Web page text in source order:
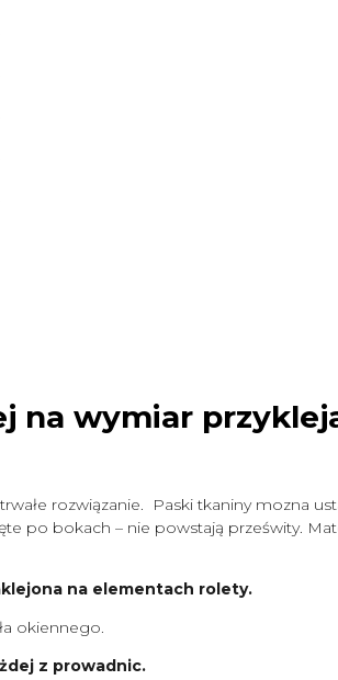
na wymiar
rozwiązanie. Paski tkaniny mozna
po bokach – nie powstają prześwity.
na elementach rolety.
okiennego.
z prowadnic.